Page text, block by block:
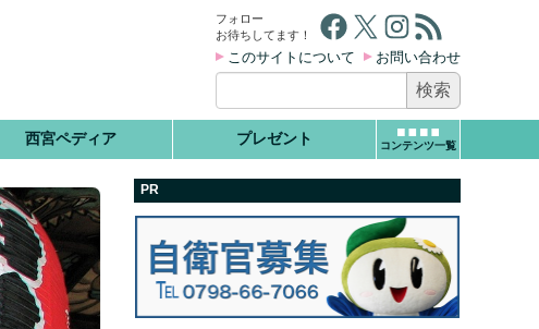
西宮ペディア プレゼント コンテンツ一覧
フォロー
お待ちしてます！
Facebook X Instagram RSS フィード
このサイトについて お問い合わせ
索:
PR